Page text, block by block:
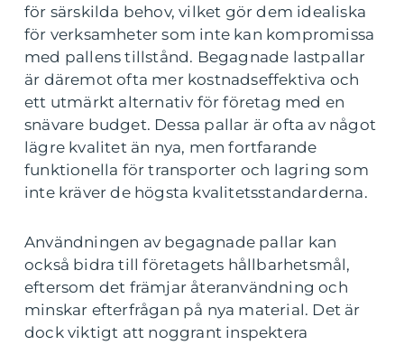
för särskilda behov, vilket gör dem idealiska
för verksamheter som inte kan kompromissa
med pallens tillstånd. Begagnade lastpallar
är däremot ofta mer kostnadseffektiva och
ett utmärkt alternativ för företag med en
snävare budget. Dessa pallar är ofta av något
lägre kvalitet än nya, men fortfarande
funktionella för transporter och lagring som
inte kräver de högsta kvalitetsstandarderna.
Användningen av begagnade pallar kan
också bidra till företagets hållbarhetsmål,
eftersom det främjar återanvändning och
minskar efterfrågan på nya material. Det är
dock viktigt att noggrant inspektera